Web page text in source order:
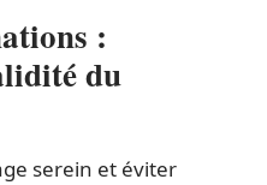
:
du
serein et éviter